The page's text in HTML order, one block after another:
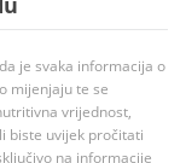
je svaka informacija o
mijenjaju te se
vrijednost,
biste uvijek pročitati
na informacije